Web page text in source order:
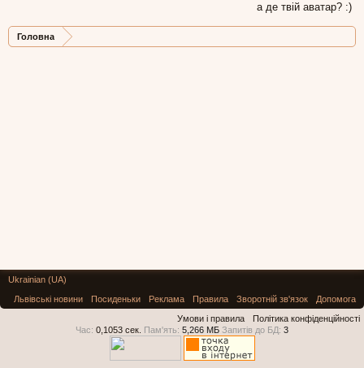
а де твій аватар? :)
Головна
Ukrainian (UA)
Львівські новини
Посиденьки Реклама Правила Зворотній зв'язок
Допомога
Умови і правила
Політика конфіденційності
Час: 0,1053 сек. Пам'ять: 5,266 МБ Запитів до БД: 3